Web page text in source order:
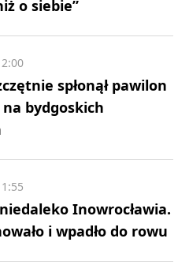
o siebie”
spłonął pawilon
bydgoskich
Inowrocławia.
i wpadło do rowu